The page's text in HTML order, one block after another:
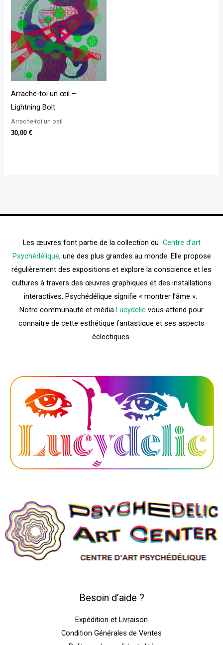
Arrache-toi un œil –
Lightning Bolt
Arrache-toi un oeil
30,00€
Les œuvres font partie de la collection du Centre d’art
Psychédélique, une des plus grandes au monde. Elle propose
régulièrement des expositions et explore la conscience et les
cultures à travers des œuvres graphiques et des installations
interactives. Psychédélique signifie « montrer l’âme ».
Notre communauté et média Lucydelic vous attend pour
connaitre de cette esthétique fantastique et ses aspects
éclectiques.
Besoin d’aide ?
Expédition et Livraison
Condition Générales de Ventes